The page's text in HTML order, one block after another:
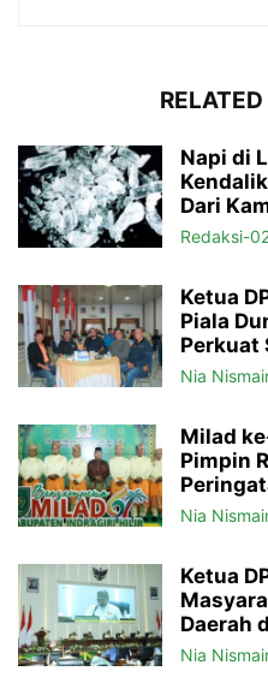
Napi di
Dari
Redaksi-
Ketua
Piala
Perkuat
Nia
Milad
Pimpin
Nia
Ketua
Daerah
Nia